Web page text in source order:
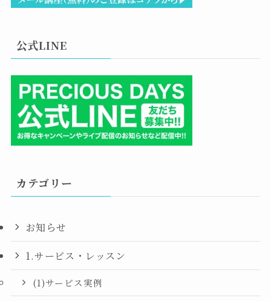
公式LINE
カテゴリー
お知らせ
1.サービス・レッスン
(1)サービス実例